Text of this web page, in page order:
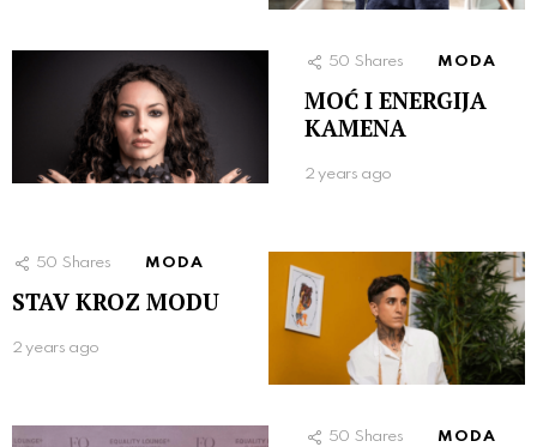
50 Shares MODA
MOĆ I ENERGIJA
KAMENA
2 years ago
50 Shares MODA
STAV KROZ MODU
2 years ago
50 Shares MODA